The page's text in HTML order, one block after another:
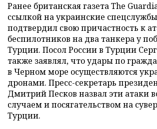
Ранее британская газета The
ссылкой на украинские
подтвердил свою причастность к
беспилотников на два танкера у
Турции. Посол России в Турции
также заявлял, что удары по
в Черном море осуществляются
дронами. Пресс-секретарь
Дмитрий Песков назвал эти атаки
случаем и посягательством на
Турции.